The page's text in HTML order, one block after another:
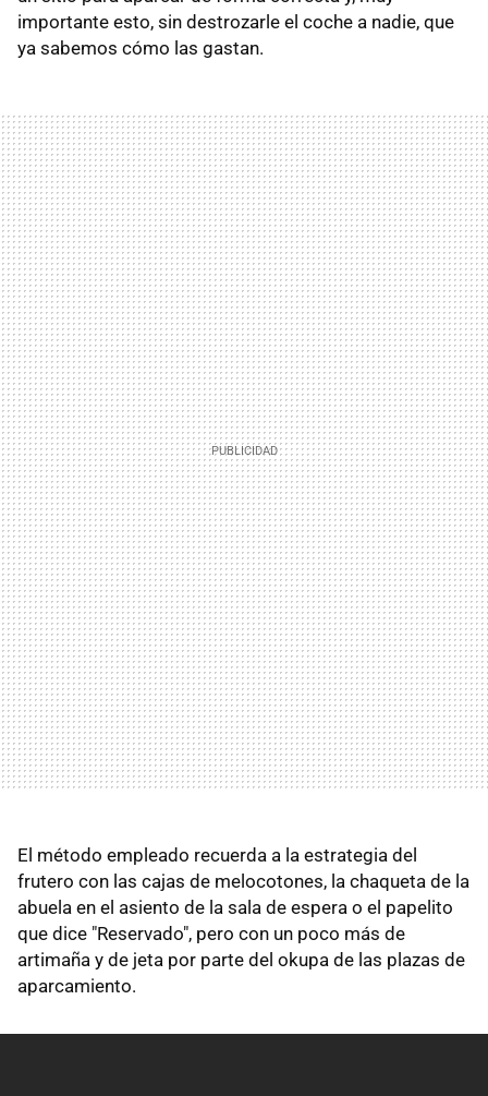
importante esto, sin destrozarle el coche a nadie, que
ya sabemos cómo las gastan.
El método empleado recuerda a la estrategia del
frutero con las cajas de melocotones, la chaqueta de la
abuela en el asiento de la sala de espera o el papelito
que dice "Reservado", pero con un poco más de
artimaña y de jeta por parte del okupa de las plazas de
aparcamiento.